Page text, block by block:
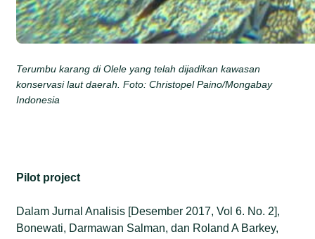
Terumbu karang di Olele yang telah dijadikan kawasan
konservasi laut daerah. Foto: Christopel Paino/Mongabay
Indonesia
Pilot project
Dalam Jurnal Analisis [Desember 2017, Vol 6. No. 2],
Bonewati, Darmawan Salman, dan Roland A Barkey,